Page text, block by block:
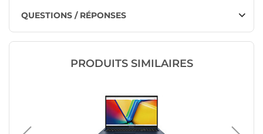
QUESTIONS / RÉPONSES
PRODUITS SIMILAIRES